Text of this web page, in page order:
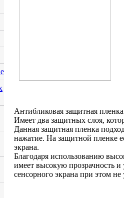
Антибликовая защитная
Имеет два защитных слоя,
Данная защитная пленка
нажатие. На защитной пленке
экрана.
Благодаря использованию
имеет высокую прозрачность и
сенсорного экрана при этом не